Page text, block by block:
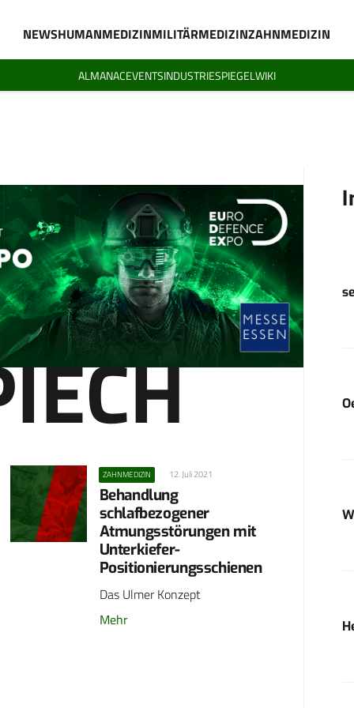
NEWSHUMANMEDIZINMILITÄRMEDIZINZAHNMEDIZIN
ALMANACEVENTSINDUSTRIESPIEGELWIKI
ZAHNMEDIZIN 12. Juli 2021
Behandlung
schlafbezogener
Atmungsstörungen mit
Unterkiefer-
Positionierungsschienen
Das Ulmer Konzept
Mehr